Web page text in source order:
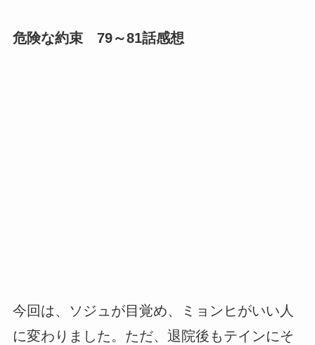
危険な約束 79～81話感想
今回は、ソジュが目覚め、ミョンヒがいい人
に変わりました。ただ、退院後もテインにそ